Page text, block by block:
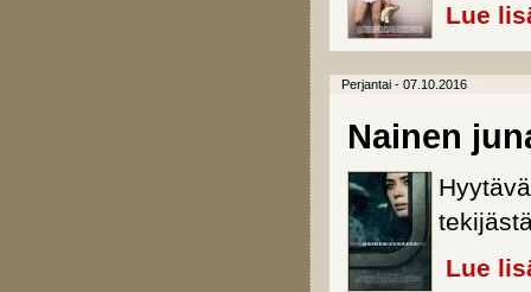
Lue
Perjantai - 07.10.2016
Nainen
Lue